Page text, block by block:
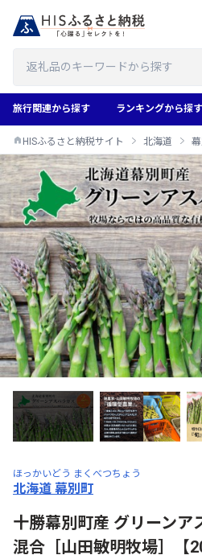
旅行関連から探す ランキングから探す
HISふるさと納税サイト 北海道
ほっかいどう まくべつちょう
北海道 幕別町
十勝幕別町産 グリーンア
混合［山田敏明牧場］【